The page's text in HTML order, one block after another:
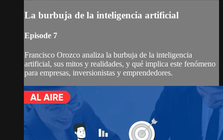
La burbuja de la inteligencia artificial
Episode 7
Francisco Orozco analiza la burbuja de la inteligencia
artificial, sus mitos y realidades, y qué implica este fenómeno
para empresas, inversionistas y emprendedores.